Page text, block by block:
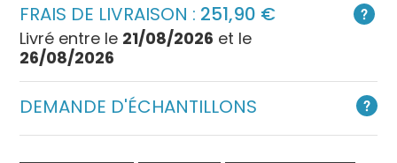
FRAIS DE LIVRAISON : 251,90
Livré entre le 21/08/2026 et le
26/08/2026
DEMANDE D'ÉCHANTILLONS